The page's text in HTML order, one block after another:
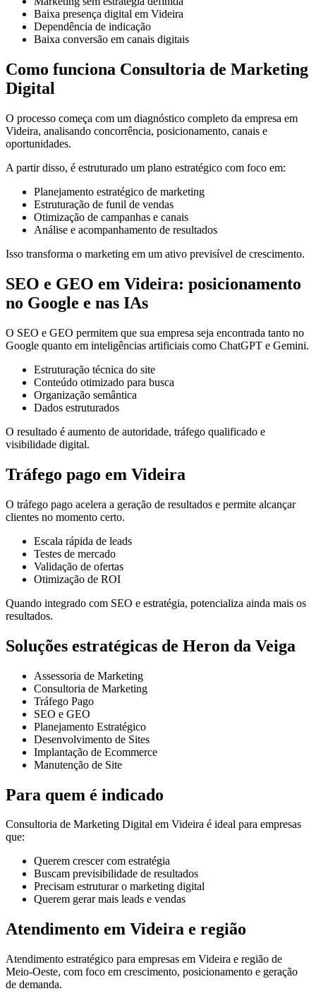
Baixa presença digital em Videira
Dependência de indicação
Baixa conversão em canais digitais
Como funciona Consultoria de Marketing
Digital
O processo começa com um diagnóstico completo da empresa em
Videira, analisando concorrência, posicionamento, canais e
oportunidades.
A partir disso, é estruturado um plano estratégico com foco em:
Planejamento estratégico de marketing
Estruturação de funil de vendas
Otimização de campanhas e canais
Análise e acompanhamento de resultados
Isso transforma o marketing em um ativo previsível de crescimento.
SEO e GEO em Videira: posicionamento
no Google e nas IAs
O SEO e GEO permitem que sua empresa seja encontrada tanto no
Google quanto em inteligências artificiais como ChatGPT e Gemini.
Estruturação técnica do site
Conteúdo otimizado para busca
Organização semântica
Dados estruturados
O resultado é aumento de autoridade, tráfego qualificado e
visibilidade digital.
Tráfego pago em Videira
O tráfego pago acelera a geração de resultados e permite alcançar
clientes no momento certo.
Escala rápida de leads
Testes de mercado
Validação de ofertas
Otimização de ROI
Quando integrado com SEO e estratégia, potencializa ainda mais os
resultados.
Soluções estratégicas de Heron da Veiga
Assessoria de Marketing
Consultoria de Marketing
Tráfego Pago
SEO e GEO
Planejamento Estratégico
Desenvolvimento de Sites
Implantação de Ecommerce
Manutenção de Site
Para quem é indicado
Consultoria de Marketing Digital em Videira é ideal para empresas
que:
Querem crescer com estratégia
Buscam previsibilidade de resultados
Precisam estruturar o marketing digital
Querem gerar mais leads e vendas
Atendimento em Videira e região
Atendimento estratégico para empresas em Videira e região de
Meio-Oeste, com foco em crescimento, posicionamento e geração
de demanda.